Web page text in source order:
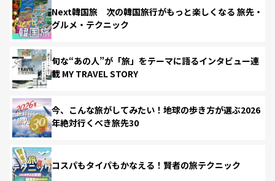
Next韓国旅 次の韓国旅行がもっと楽しくなる 旅先・
グルメ・テクニック
旬な“あの人”が「旅」をテーマに語るインタビュー連
載 MY TRAVEL STORY
今、こんな旅がしてみたい！地球の歩き方が選ぶ2026
年絶対行くべき旅先30
コスパもタイパもかなえる！賢者の旅テクニック